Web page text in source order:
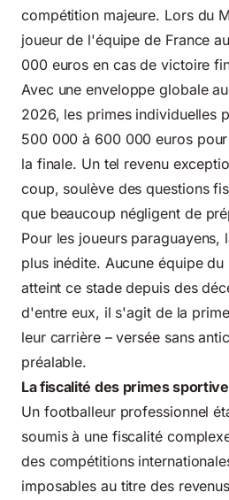
compétition majeure. Lors du
joueur de l'équipe de France
000 euros en cas de victoire
Avec une enveloppe globale
2026, les primes individuelles
500 000 à 600 000 euros
la finale. Un tel revenu
coup, soulève des questions
que beaucoup négligent de
Pour les joueurs paraguayens,
plus inédite. Aucune équipe
atteint ce stade depuis des
d'entre eux, il s'agit de la
leur carrière – versée sans
préalable.
La fiscalité des primes
Un footballeur professionnel
soumis à une fiscalité
des compétitions
imposables au titre des